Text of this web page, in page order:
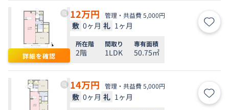
詳細を確認
12万円 管理・共益費 5,000円
敷 0ヶ月 礼 1ヶ月 お気
所在階
2階
間取り
1LDK
専有面積
50.75㎡
14万円 管理・共益費 5,000円
敷 0ヶ月 礼 1ヶ月 お気